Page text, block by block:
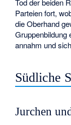
Tod der beiden
Parteien fort,
die Oberhand
Gruppenbildung
annahm und
Südliche
Jurchen